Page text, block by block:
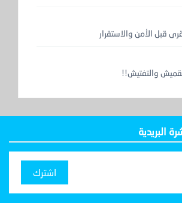
قبل الأمن والاستقرار
والتفتيش!!
البريدية
اشترك